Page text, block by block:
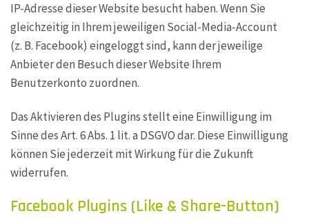
IP-Adresse dieser Website besucht haben. Wenn Sie
gleichzeitig in Ihrem jeweiligen Social-Media-Account
(z. B. Facebook) eingeloggt sind, kann der jeweilige
Anbieter den Besuch dieser Website Ihrem
Benutzerkonto zuordnen.
Das Aktivieren des Plugins stellt eine Einwilligung im
Sinne des Art. 6 Abs. 1 lit. a DSGVO dar. Diese Einwilligung
können Sie jederzeit mit Wirkung für die Zukunft
widerrufen.
Facebook Plugins (Like & Share-Button)